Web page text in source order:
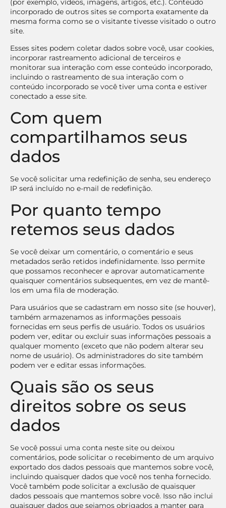
(por exemplo, vídeos, imagens, artigos, etc.). Conteúdo
incorporado de outros sites se comporta exatamente da
mesma forma como se o visitante tivesse visitado o outro
site.
Esses sites podem coletar dados sobre você, usar cookies,
incorporar rastreamento adicional de terceiros e
monitorar sua interação com esse conteúdo incorporado,
incluindo o rastreamento de sua interação com o
conteúdo incorporado se você tiver uma conta e estiver
conectado a esse site.
Com quem
compartilhamos seus
dados
Se você solicitar uma redefinição de senha, seu endereço
IP será incluído no e-mail de redefinição.
Por quanto tempo
retemos seus dados
Se você deixar um comentário, o comentário e seus
metadados serão retidos indefinidamente. Isso permite
que possamos reconhecer e aprovar automaticamente
quaisquer comentários subsequentes, em vez de mantê-
los em uma fila de moderação.
Para usuários que se cadastram em nosso site (se houver),
também armazenamos as informações pessoais
fornecidas em seus perfis de usuário. Todos os usuários
podem ver, editar ou excluir suas informações pessoais a
qualquer momento (exceto que não podem alterar seu
nome de usuário). Os administradores do site também
podem ver e editar essas informações.
Quais são os seus
direitos sobre os seus
dados
Se você possui uma conta neste site ou deixou
comentários, pode solicitar o recebimento de um arquivo
exportado dos dados pessoais que mantemos sobre você,
incluindo quaisquer dados que você nos tenha fornecido.
Você também pode solicitar a exclusão de quaisquer
dados pessoais que mantemos sobre você. Isso não inclui
quaisquer dados que sejamos obrigados a manter para